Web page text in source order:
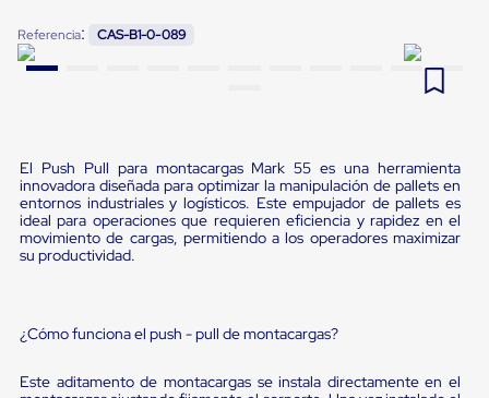
de
de
andén
Mecánicas
Pestañas
Hidráulicas
patio
Referencia: CAS-B1-0-089
El Push Pull para montacargas Mark 55 es una herramienta
innovadora diseñada para optimizar la manipulación de pallets en
entornos industriales y logísticos. Este empujador de pallets es
ideal para operaciones que requieren eficiencia y rapidez en el
movimiento de cargas, permitiendo a los operadores maximizar
su productividad.
¿Cómo funciona el push - pull de montacargas?
Este aditamento de montacargas se instala directamente en el
9.
flejadora
10. cámara cph